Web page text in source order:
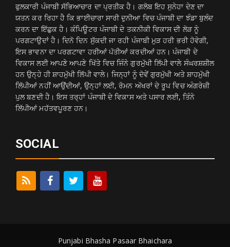
ਫੁਲਕਾਰੀ ਪੰਜਾਬੀ ਸੱਭਿਆਚਾਰ ਦਾ ਪ੍ਰਤੀਕ ਹੈ। ਗਲੋਬ ਇਹ ਸੁਨੇਹਾ ਦੇਣ ਦਾ
ਯਤਨ ਕਰ ਰਿਹਾ ਹੈ ਕਿ ਭਾਈਚਾਰਾ ਸਾਰੀ ਦੁਨੀਆ ਵਿਚ ਪੰਜਾਬੀ ਦਾ ਝੰਡਾ ਬੁਲੰਦ
ਕਰਨ ਦਾ ਇੱਛੁਕ ਹੈ। ਕੰਪਿਊਟਰ ਪੰਜਾਬੀ ਦੇ ਤਕਨੀਕੀ ਵਿਕਾਸ ਦੀ ਲੋੜ ਨੂੰ
ਪਰਗਟਾਉਦਾਂ ਹੈ। ਦਿਨੋ ਦਿਨ ਸੁੱਕਦੀ ਜਾ ਰਹੀ ਪੰਜਾਬੀ ਮੁੜ ਹਰੀ ਭਰੀ ਹੋਵੇਗੀ,
ਇਸ ਭਾਵਨਾ ਦਾ ਪਰਗਟਾਵਾ ਹਰੀਆਂ ਪੱਤੀਆਂ ਕਰਦੀਆਂ ਹਨ। ਪੰਜਾਬੀ ਦੇ
ਵਿਕਾਸ ਲਈ ਆਪਣੇ ਆਪਣੇ ਖਿੱਤੇ ਵਿਚ ਜਿੰਨੇ ਗੁਰਮੁੱਖੀ ਲਿੱਪੀ ਵਾਲੇ ਸੰਘਰਸ਼ਸ਼ੀਲ
ਹਨ ਉਨ੍ਹੇ ਹੀ ਸ਼ਾਹਮੁੱਖੀ ਲਿੱਪੀ ਵਾਲੇ। ਜਿਨ੍ਹਾਂ ਨੂੰ ਦੋਵੇਂ ਗੁਰਮੁੱਖੀ ਅਤੇ ਸ਼ਾਹਮੁੱਖੀ
ਲਿੱਪੀਆਂ ਨਹੀਂ ਆਉਂਦੀਆਂ, ਉਨ੍ਹਾਂ ਲਈ, ਰੋਮਨ ਅੱਖਰਾਂ ਦੇ ਰੂਪ ਵਿਚ ਅੰਗਰੇਜ਼ੀ
ਪੁਲ ਬਣਦੀ ਹੈ। ਇਸ ਤਰ੍ਹਾਂ ਪੰਜਾਬੀ ਦੇ ਵਿਕਾਸ ਅਤੇ ਪਸਾਰ ਲਈ, ਤਿੰਨੇ
ਲਿੱਪੀਆਂ ਮਹੱਤਵਪੂਰਣ ਹਨ।
SOCIAL
Punjabi Bhasha Pasaar Bhaichara